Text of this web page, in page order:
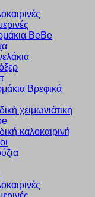
BeBe
Βρεφικά
χειμωνιάτικη
καλοκαιρινή